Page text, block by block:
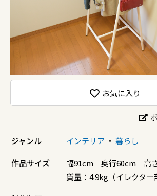
お気に入り
ジャンル インテリア ・ 暮らし
作品サイズ
幅91cm 奥行60cm 高
質量：4.9kg（イレクター